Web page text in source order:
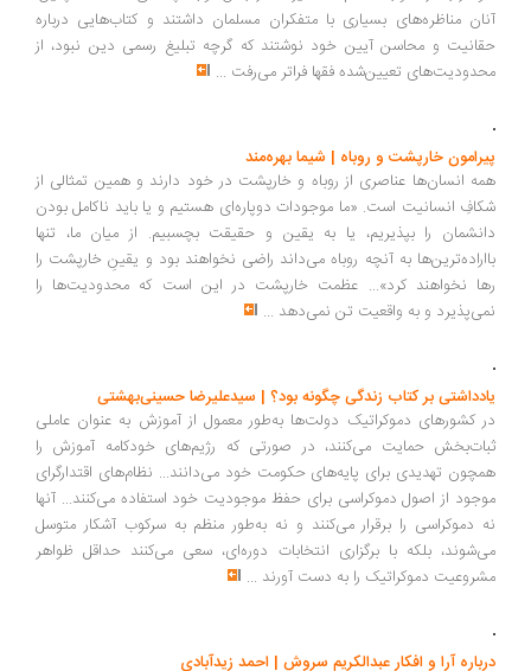
نگاهی به مشروعیت اختلاف | امیرحسین خداپرست
نگاه تاریخی به جوامع اسلامی و تجربه زیسته آنها نشان می‌دهد که آنچه رخ
داد با این احکام متفاوت بود. اهل جزیه، در عمل، توانستند پرستشگاه‌های
محدودیت‌های تعیین‌شده فقها فراتر می‌رفت
همه انسان‌ها عناصری از روباه و خارپشت در خود دارند و همین تمثالی از
شکافِ انسانیت است. «ما موجودات دوپاره‌ای هستیم و یا باید ناکامل بودن
دانشمان را بپذیریم، یا به یقین و حقیقت بچسبیم. از میان ما، تنها
بااراده‌ترین‌ها به آنچه روباه می‌داند راضی نخواهند بود و یقینِ خارپشت را
رها نخواهند کرد‌»... عظمت خارپشت در این است که محدودیت‌ها را
نمی‌پذیرد و به واقعیت تن نمی‌دهد...